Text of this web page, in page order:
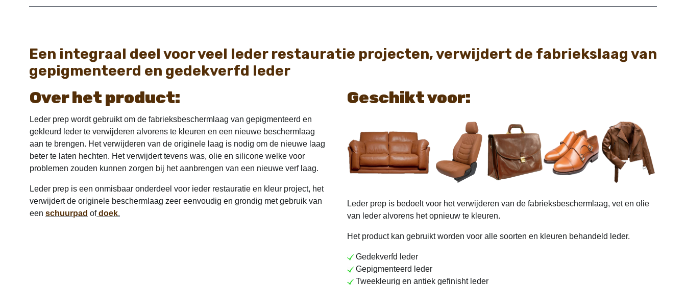
Een integraal deel voor veel leder restauratie projecten, verwijdert de fabriekslaag van
gepigmenteerd en gedekverfd leder
Over het product:
Leder prep wordt gebruikt om de fabrieksbeschermlaag van gepigmenteerd en
gekleurd leder te verwijderen alvorens te kleuren en een nieuwe beschermlaag
aan te brengen. Het verwijderen van de originele laag is nodig om de nieuwe laag
beter te laten hechten. Het verwijdert tevens was, olie en silicone welke voor
problemen zouden kunnen zorgen bij het aanbrengen van een nieuwe verf laag.
Leder prep is een onmisbaar onderdeel voor ieder restauratie en kleur project, het
verwijdert de originele beschermlaag zeer eenvoudig en grondig met gebruik van
een schuurpad of doek.
Geschikt voor:
Leder prep is bedoelt voor het verwijderen van de fabrieksbeschermlaag, vet en olie
van leder alvorens het opnieuw te kleuren.
Het product kan gebruikt worden voor alle soorten en kleuren behandeld leder.
Gedekverfd leder
Gepigmenteerd leder
Tweekleurig en antiek gefinisht leder